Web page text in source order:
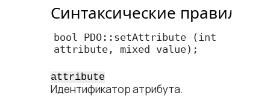
Синтаксические правила
bool PDO::setAttribute (int
attribute, mixed value);
attribute
Идентификатор атрибута.